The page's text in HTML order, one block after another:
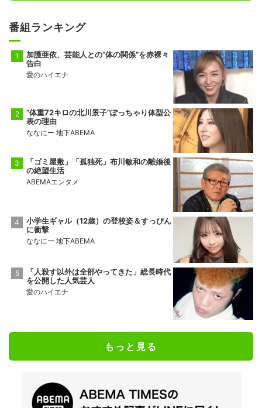
番組ランキング
加護亜依、芸能人との“体の関係”を赤裸々
告白
愛のハイエナ
“体重72キロの北川景子”ぽっちゃり体型公
表の理由
ななにー 地下ABEMA
「ゴミ屋敷」「孤独死」布川敏和の離婚後
の絶望生活
ABEMAエンタメ
小学生ギャル（12歳）の登校姿＆すっぴん
に衝撃
ななにー 地下ABEMA
「人殺す以外は全部やってきた」総長時代
を公開した人気芸人
愛のハイエナ
もっと見る